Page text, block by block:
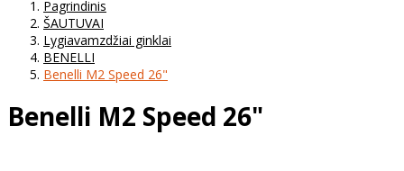
Pagrindinis
ŠAUTUVAI
Lygiavamzdžiai ginklai
BENELLI
Benelli M2 Speed 26"
Benelli M2 Speed 26"